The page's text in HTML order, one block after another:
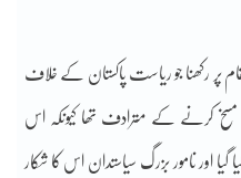
پر رکھنا جو ریاست پاکستان کے خلاف
مسخ کرنے کے مترادف تھا کیونکہ اس
گیا اور نامور بزرگ سیاستدان اس کا شکار